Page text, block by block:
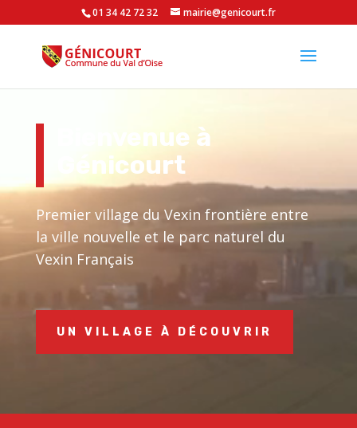
01 34 42 72 32 mairie@genicourt.fr
Bienvenue à
Génicourt
Premier village du Vexin frontière entre
la ville nouvelle et le parc naturel du
Vexin Français
UN VILLAGE À DÉCOUVRIR